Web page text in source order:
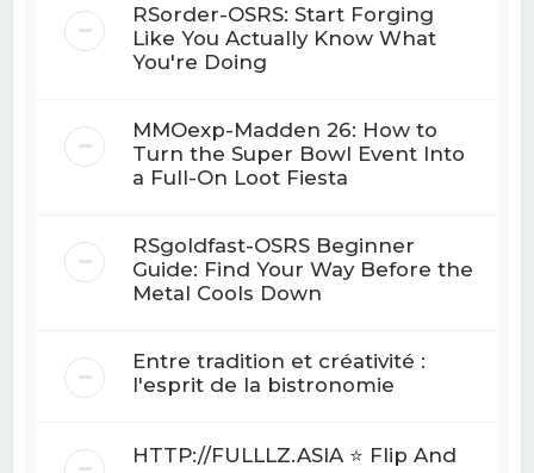
RSorder-OSRS: Start Forging
Like You Actually Know What
You're Doing
MMOexp-Madden 26: How to
Turn the Super Bowl Event Into
a Full-On Loot Fiesta
RSgoldfast-OSRS Beginner
Guide: Find Your Way Before the
Metal Cools Down
Entre tradition et créativité :
l'esprit de la bistronomie
HTTP://FULLLZ.ASIA ⭐️ Flip And